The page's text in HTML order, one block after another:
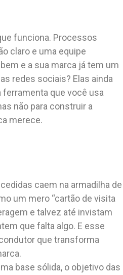
funciona. Processos
claro e uma equipe
e a sua marca já tem um
redes sociais? Elas ainda
que você usa
não para construir a
merece.
caem na armadilha de
um mero “cartão de visita
e talvez até invistam
que falta algo. E esse
que transforma
base sólida, o objetivo das